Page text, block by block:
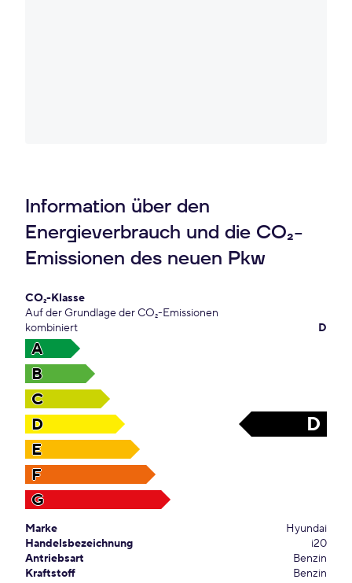
Information über den
Energieverbrauch und die CO₂-
Emissionen des neuen Pkw
CO₂-Klasse
Auf der Grundlage der CO₂-Emissionen
kombiniert
D
A
B
C
D
D
E
F
G
Marke
Hyundai
Handelsbezeichnung
i20
Antriebsart
Benzin
Kraftstoff
Benzin